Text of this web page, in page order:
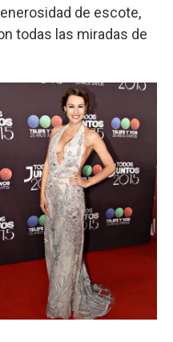
de escote,
todas las miradas de